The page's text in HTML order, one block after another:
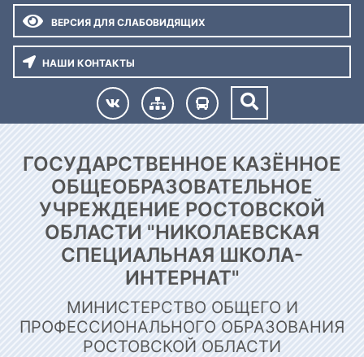
ВЕРСИЯ ДЛЯ СЛАБОВИДЯЩИХ
НАШИ КОНТАКТЫ
ГОСУДАРСТВЕННОЕ КАЗЁННОЕ
ОБЩЕОБРАЗОВАТЕЛЬНОЕ
УЧРЕЖДЕНИЕ РОСТОВСКОЙ
ОБЛАСТИ "НИКОЛАЕВСКАЯ
СПЕЦИАЛЬНАЯ ШКОЛА-
ИНТЕРНАТ"
МИНИСТЕРСТВО ОБЩЕГО И
ПРОФЕССИОНАЛЬНОГО ОБРАЗОВАНИЯ
РОСТОВСКОЙ ОБЛАСТИ